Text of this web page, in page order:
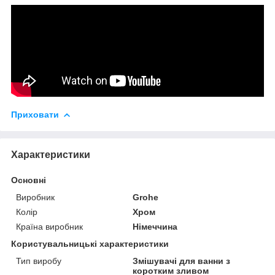
Приховати
Характеристики
Основні
Виробник
Grohe
Колір
Хром
Країна виробник
Німеччина
Користувальницькі характеристики
Тип виробу
Змішувачі для ванни з
коротким зливом